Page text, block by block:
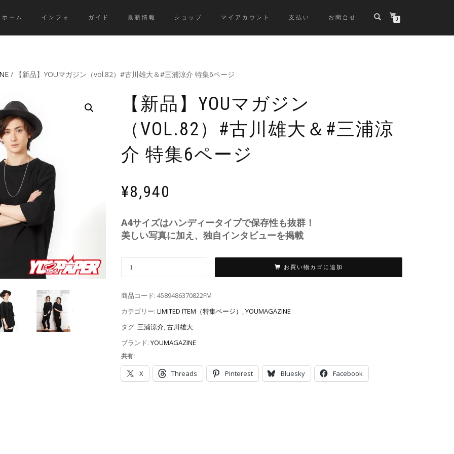
ホーム インフォ ガイド 最新情報 ショップ マイアカウント 支払い お問合せ 0
/ 【新品】YOUマガジン（vol.82）#古川雄大＆#三浦涼介 特集6ページ
【新品】YOUマガジン
（VOL.82）#古川雄大＆#三浦涼
介 特集6ページ
¥8,940
A4サイズはハンディータイプで保存性も抜群！
美しい写真に加え、独自インタビューを掲載
お買い物カゴに追加
商品コード: 4589486370822FM
カテゴリー: LIMITED ITEM（特集ページ） ,YOUMAGAZINE
タグ: 三浦涼介,古川雄大
ブランド: YOUMAGAZINE
共有:
X Threads Pinterest Bluesky Facebook